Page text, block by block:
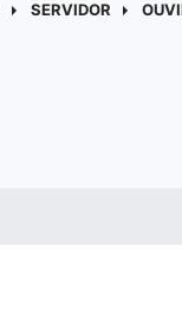
SERVIDOR